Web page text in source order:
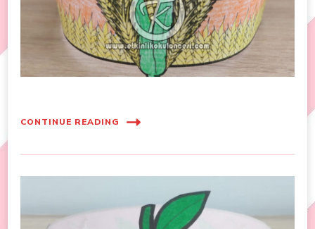
CONTINUE READING